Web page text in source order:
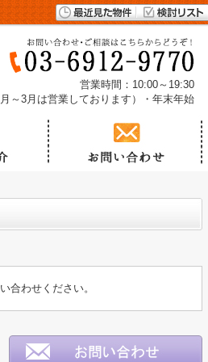
営業時間：10:00～19:30
～3月は営業しております）・年末年始
合わせください。